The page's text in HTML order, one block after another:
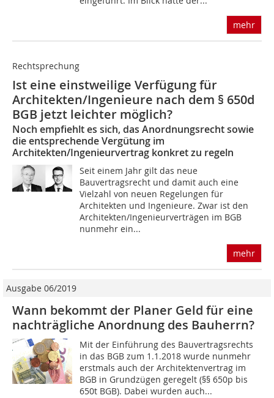
mehr
Rechtsprechung
Ist eine einstweilige Verfügung für
Architekten/Ingenieure nach dem § 650d
BGB jetzt leichter möglich?
Noch empfiehlt es sich, das Anordnungsrecht sowie
die entsprechende Vergütung im
Architekten/Ingenieurvertrag konkret zu regeln
Seit einem Jahr gilt das neue
Bauvertragsrecht und damit auch eine
Vielzahl von neuen Regelungen für
Architekten und Ingenieure. Zwar ist den
Architekten/Ingenieurverträgen im BGB
nunmehr ein...
mehr
Ausgabe 06/2019
Wann bekommt der Planer Geld für eine
nachträgliche Anordnung des Bauherrn?
Mit der Einführung des Bauvertragsrechts
in das BGB zum 1.1.2018 wurde nunmehr
erstmals auch der Architektenvertrag im
BGB in Grundzügen geregelt (§§ 650p bis
650t BGB). Dabei wurden auch...